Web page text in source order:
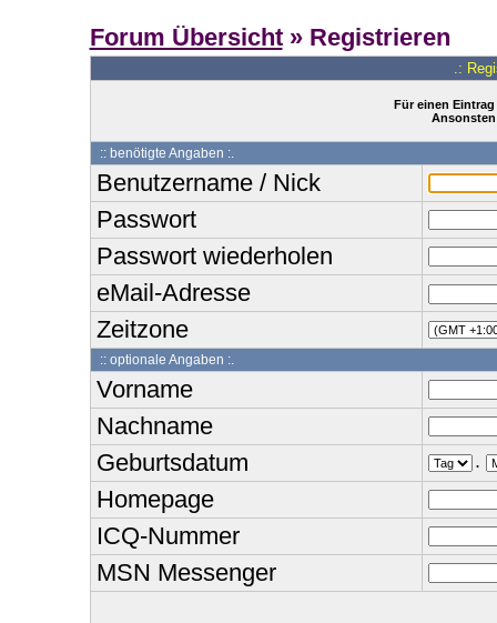
Forum Übersicht» Registrieren
.:
Für einen
:: benötigte Angaben :.
Benutzername / Nick
Passwort
Passwort wiederholen
eMail-Adresse
Zeitzone
:: optionale Angaben :.
Vorname
Nachname
Geburtsdatum
.
Homepage
ICQ-Nummer
MSN Messenger